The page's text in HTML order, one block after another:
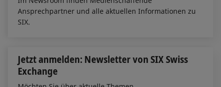
Ansprechpartner und alle aktuellen Informationen zu
SIX.
Jetzt anmelden: Newsletter von SIX Swiss
Exchange